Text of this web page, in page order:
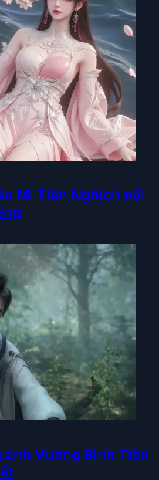
Mi Tiên Nghịch nổi
Vương Bình Tiên